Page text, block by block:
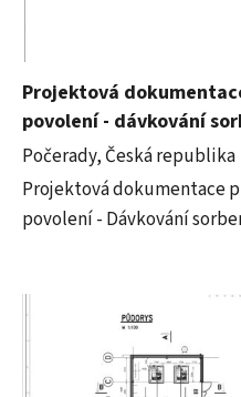
Projektová
povolení - dávkování
Počerady, Česká republika
Projektová dokumentace
povolení - Dávkování